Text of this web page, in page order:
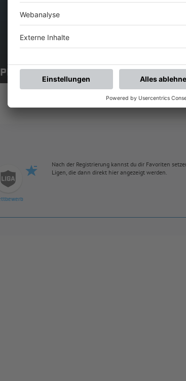
ABONNIERE DEN BFV-
Nach der Registrierung kannst du dir Favoriten
Ligen, die dann direkt hier angezeigt werden.